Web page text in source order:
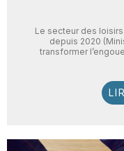
Le secteur des
depuis 2020
transformer